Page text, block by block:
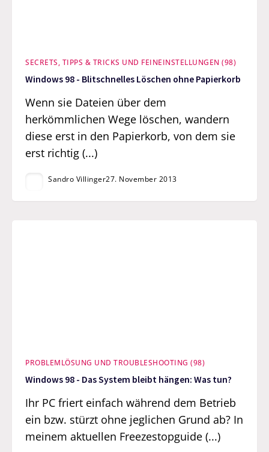
SECRETS, TIPPS & TRICKS UND FEINEINSTELLUNGEN (98)
Windows 98 - Blitschnelles Löschen ohne Papierkorb
Wenn sie Dateien über dem
herkömmlichen Wege löschen, wandern
diese erst in den Papierkorb, von dem sie
erst richtig (...)
Sandro Villinger27. November 2013
PROBLEMLÖSUNG UND TROUBLESHOOTING (98)
Windows 98 - Das System bleibt hängen: Was tun?
Ihr PC friert einfach während dem Betrieb
ein bzw. stürzt ohne jeglichen Grund ab? In
meinem aktuellen Freezestopguide (...)